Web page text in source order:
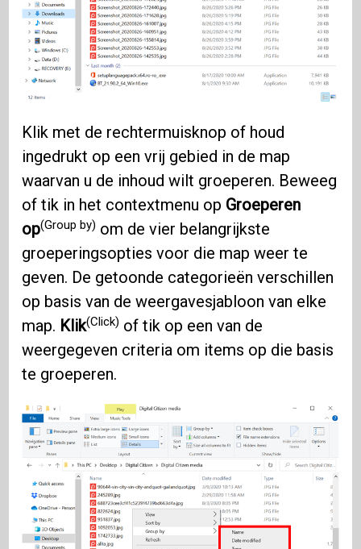
Klik met de rechtermuisknop of houd
ingedrukt op een vrij gebied in de map
waarvan u de inhoud wilt groeperen. Beweeg
of tik in het contextmenu op Groeperen
op(Group by) om de vier belangrijkste
groeperingsopties voor die map weer te
geven. De getoonde categorieën verschillen
op basis van de weergavesjabloon van elke
map. Klik(Click) of tik op een van de
weergegeven criteria om items op die basis
te groeperen.